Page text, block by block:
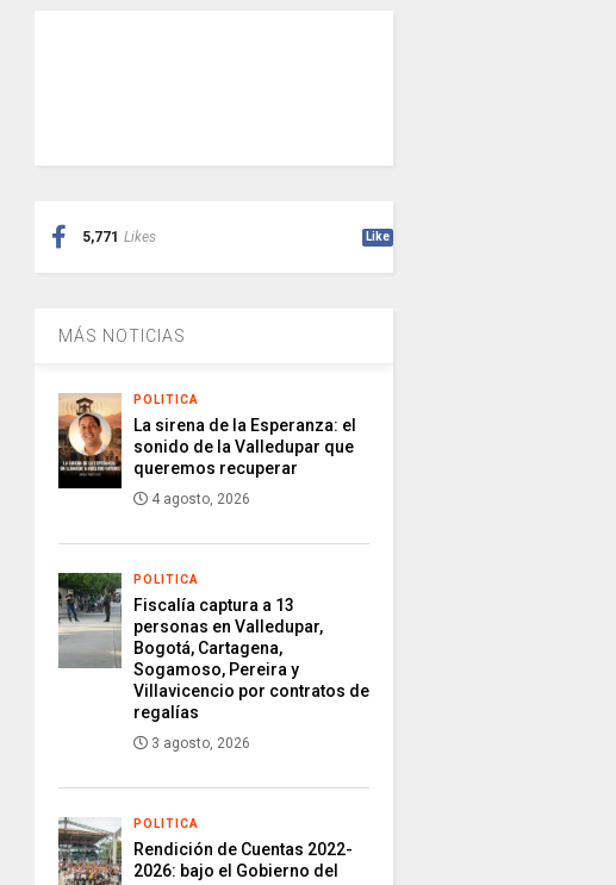
5,771 Likes Like
MÁS NOTICIAS
POLITICA
La sirena de la Esperanza: el
sonido de la Valledupar que
queremos recuperar
4 agosto, 2026
POLITICA
Fiscalía captura a 13
personas en Valledupar,
Bogotá, Cartagena,
Sogamoso, Pereira y
Villavicencio por contratos de
regalías
3 agosto, 2026
POLITICA
Rendición de Cuentas 2022-
2026: bajo el Gobierno del